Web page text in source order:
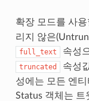
확장 모드를 사
리지 않은
full_text 속성
truncated 속성
성에는 모든 엔
Status 객체는 트